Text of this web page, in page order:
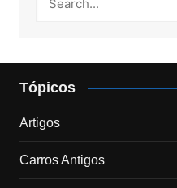
Tópicos
Artigos
Carros Antigos